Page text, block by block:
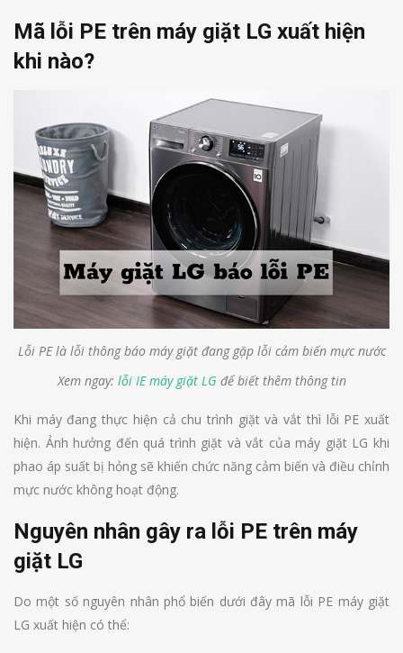
Mã lỗi PE trên máy giặt LG xuất hiện
khi nào?
Lỗi PE là lỗi thông báo máy giặt đang gặp lỗi cảm biến mực nước
Xem ngay: lỗi IE máy giặt LG để biết thêm thông tin
Khi máy đang thực hiện cả chu trình giặt và vắt thì lỗi PE xuất
hiện. Ảnh hưởng đến quá trình giặt và vắt của máy giặt LG khi
phao áp suất bị hỏng sẽ khiến chức năng cảm biến và điều chỉnh
mực nước không hoạt động.
Nguyên nhân gây ra lỗi PE trên máy
giặt LG
Do một số nguyên nhân phổ biến dưới đây mã lỗi PE máy giặt
LG xuất hiện có thể: